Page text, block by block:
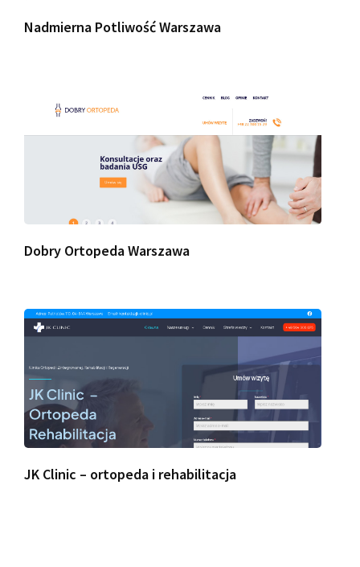
Nadmierna Potliwość Warszawa
Dobry Ortopeda Warszawa
JK Clinic – ortopeda i rehabilitacja